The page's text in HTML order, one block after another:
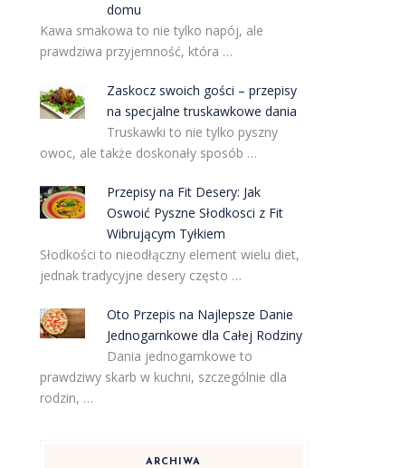
domu
Kawa smakowa to nie tylko napój, ale
prawdziwa przyjemność, która …
Zaskocz swoich gości – przepisy
na specjalne truskawkowe dania
Truskawki to nie tylko pyszny
owoc, ale także doskonały sposób …
Przepisy na Fit Desery: Jak
Oswoić Pyszne Słodkosci z Fit
Wibrującym Tyłkiem
Słodkości to nieodłączny element wielu diet,
jednak tradycyjne desery często …
Oto Przepis na Najlepsze Danie
Jednogarnkowe dla Całej Rodziny
Dania jednogarnkowe to
prawdziwy skarb w kuchni, szczególnie dla
rodzin, …
ARCHIWA